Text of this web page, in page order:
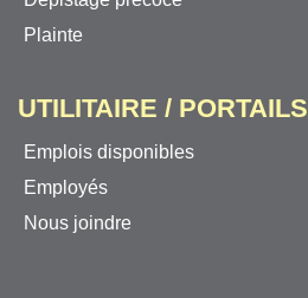
Plainte
UTILITAIRE / PORTAILS
Emplois disponibles
Employés
Nous joindre